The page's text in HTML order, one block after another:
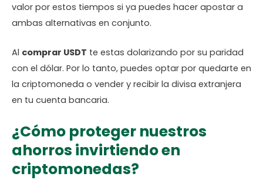
valor por estos tiempos si ya puedes hacer apostar a
ambas alternativas en conjunto.
Al comprar USDT te estas dolarizando por su paridad
con el dólar. Por lo tanto, puedes optar por quedarte en
la criptomoneda o vender y recibir la divisa extranjera
en tu cuenta bancaria.
¿Cómo proteger nuestros
ahorros invirtiendo en
criptomonedas?